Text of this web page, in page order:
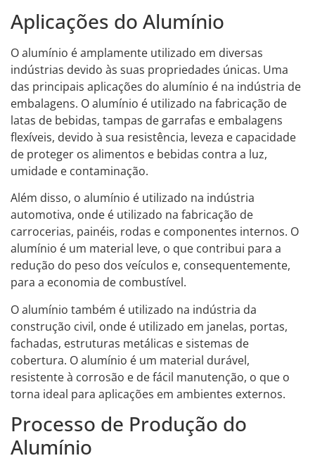
Aplicações do Alumínio
O alumínio é amplamente utilizado em diversas
indústrias devido às suas propriedades únicas. Uma
das principais aplicações do alumínio é na indústria de
embalagens. O alumínio é utilizado na fabricação de
latas de bebidas, tampas de garrafas e embalagens
flexíveis, devido à sua resistência, leveza e capacidade
de proteger os alimentos e bebidas contra a luz,
umidade e contaminação.
Além disso, o alumínio é utilizado na indústria
automotiva, onde é utilizado na fabricação de
carrocerias, painéis, rodas e componentes internos. O
alumínio é um material leve, o que contribui para a
redução do peso dos veículos e, consequentemente,
para a economia de combustível.
O alumínio também é utilizado na indústria da
construção civil, onde é utilizado em janelas, portas,
fachadas, estruturas metálicas e sistemas de
cobertura. O alumínio é um material durável,
resistente à corrosão e de fácil manutenção, o que o
torna ideal para aplicações em ambientes externos.
Processo de Produção do
Alumínio